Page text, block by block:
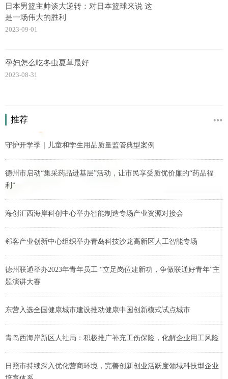
日本男篮主帅谈大逆转：对日本篮球来说 这
是一场伟大的胜利
2023-09-01
孕妇怎么吃冬虫夏草最好
2023-08-31
推荐
守护开学季｜儿童和学生用品质量监管典型案例
德州市启动“集采药品进基层”活动，让市民享受质优价廉的“药品福
利”
海创汇西海岸科创中心举办智能制造专场产业资源对接会
邻客产业创新中心组织举办青岛科技沙龙高新区人工智能专场
德州联通举办2023年青年员工 “立足岗位建新功，争做联通好青年”主
题演讲大赛
东营入选全国健康城市建设推动健康中国创新模式试点城市
青岛西海岸新区人社局：积极推广补充工伤保险，化解企业用工风险
日照市持续深入优化营商环境，完善创新创业活跃度领域科技型企业